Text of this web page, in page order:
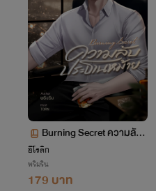
Burning Secret ความลับ
ประธานหม้าย
อีโรติก
พริมริน
179 บาท